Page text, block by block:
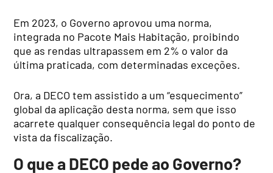
Em 2023, o Governo aprovou uma norma,
integrada no Pacote Mais Habitação, proibindo
que as rendas ultrapassem em 2% o valor da
última praticada, com determinadas exceções.
Ora, a DECO tem assistido a um “esquecimento”
global da aplicação desta norma, sem que isso
acarrete qualquer consequência legal do ponto de
vista da fiscalização.
O que a DECO pede ao Governo?